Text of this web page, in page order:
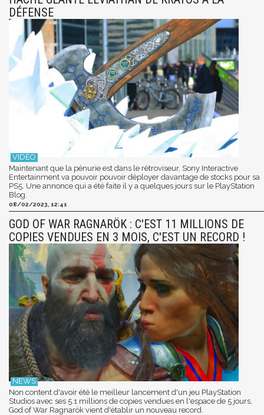
DÉFENSE
Maintenant que la pénurie est dans le rétroviseur, Sony Interactive
Entertainment va pouvoir pouvoir déployer davantage de stocks pour sa
PS5. Une annonce qui a été faite il y a quelques jours sur le PlayStation
Blog.
08/02/2023, 12:41
GOD OF WAR RAGNARÖK : C'EST 11 MILLIONS DE
COPIES VENDUES EN 3 MOIS, C'EST UN RECORD !
Non content d'avoir été le meilleur lancement d'un jeu PlayStation
Studios avec ses 5.1 millions de copies vendues en l'espace de 5 jours,
God of War Ragnarök vient d'établir un nouveau record.